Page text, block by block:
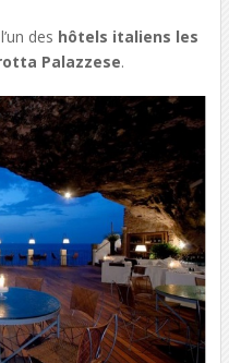
des hôtels italiens les
Palazzese.